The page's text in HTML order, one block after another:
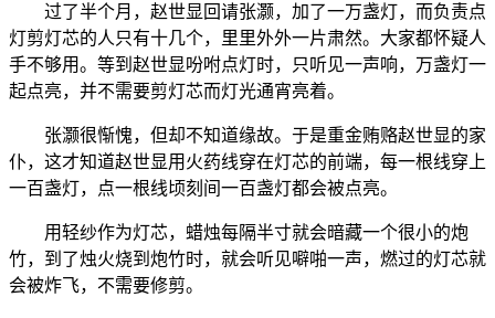
过了半个月，赵世显回请张灏，加了一万盏灯，而负责点
灯剪灯芯的人只有十几个，里里外外一片肃然。大家都怀疑人
手不够用。等到赵世显吩咐点灯时，只听见一声响，万盏灯一
起点亮，并不需要剪灯芯而灯光通宵亮着。
张灏很惭愧，但却不知道缘故。于是重金贿赂赵世显的家
仆，这才知道赵世显用火药线穿在灯芯的前端，每一根线穿上
一百盏灯，点一根线顷刻间一百盏灯都会被点亮。
用轻纱作为灯芯，蜡烛每隔半寸就会暗藏一个很小的炮
竹，到了烛火烧到炮竹时，就会听见噼啪一声，燃过的灯芯就
会被炸飞，不需要修剪。